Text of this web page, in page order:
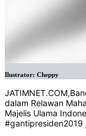
Ilustrator: Cheppy
dalam Relawan
Majelis Ulama
#gantipresiden2019